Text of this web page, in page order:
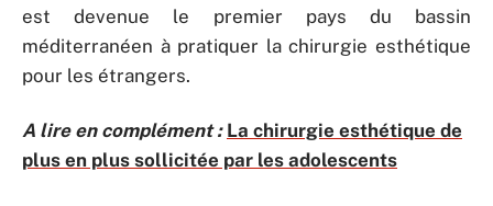
est devenue le premier pays du bassin
méditerranéen à pratiquer la chirurgie esthétique
pour les étrangers.
A lire en complément : La chirurgie esthétique de
plus en plus sollicitée par les adolescents